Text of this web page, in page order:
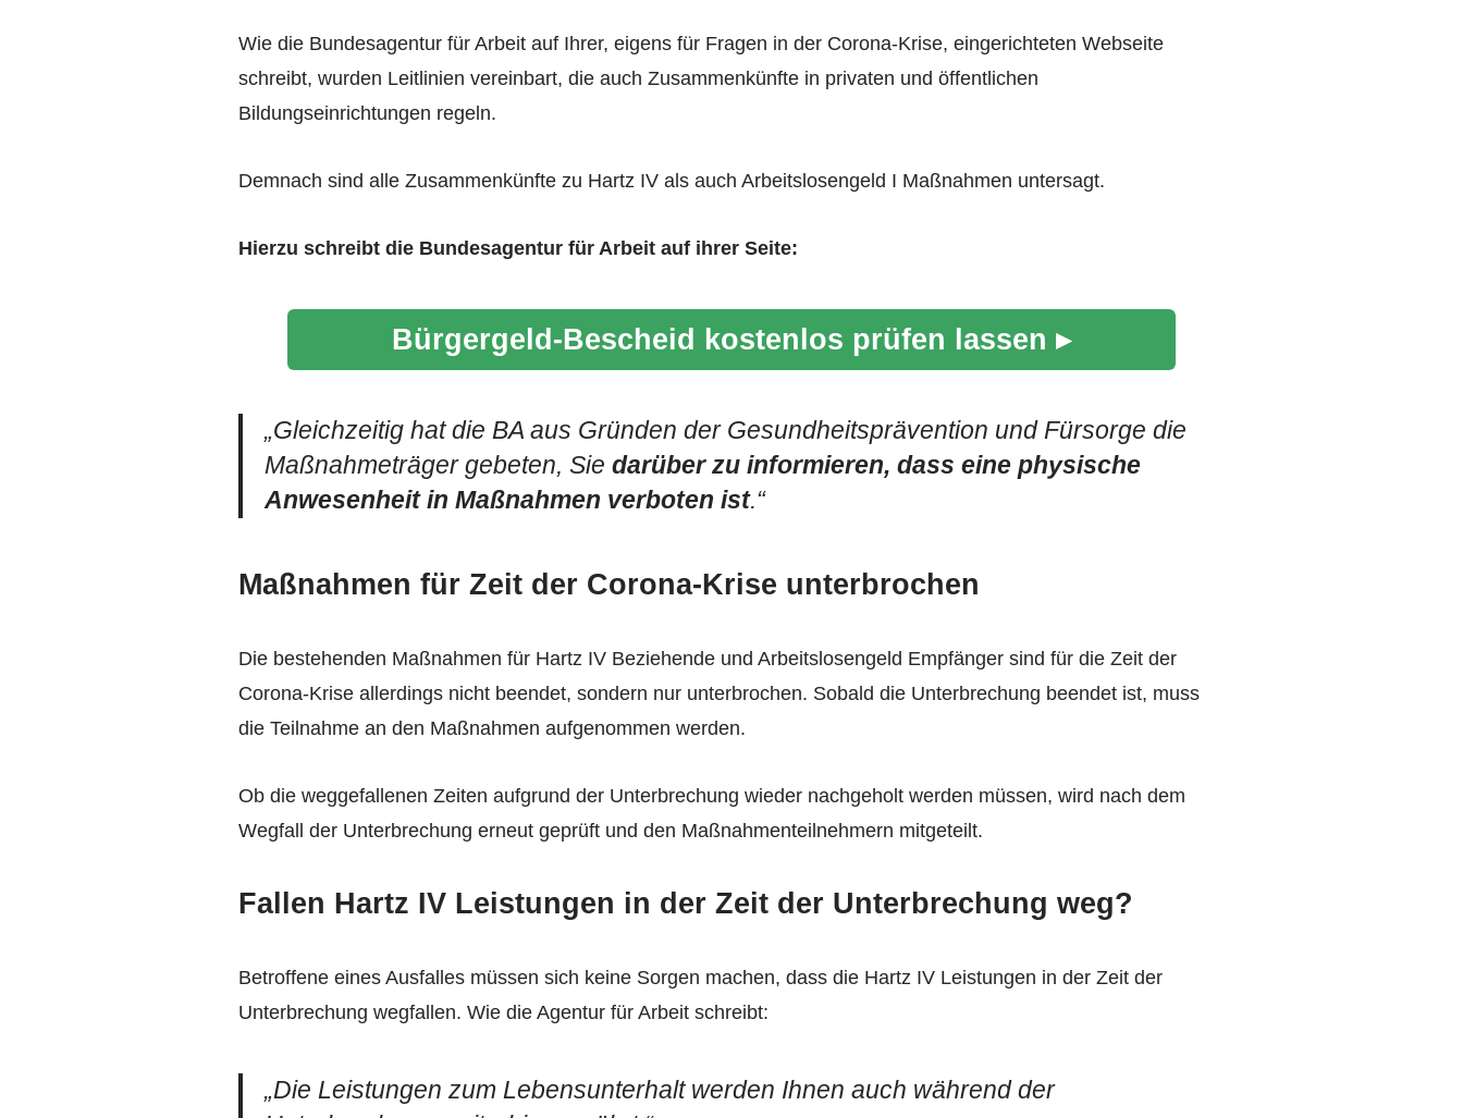
Wie die Bundesagentur für Arbeit auf Ihrer, eigens für Fragen in der Corona-Krise, eingerichteten Webseite
schreibt, wurden Leitlinien vereinbart, die auch Zusammenkünfte in privaten und öffentlichen
Bildungseinrichtungen regeln.
Demnach sind alle Zusammenkünfte zu Hartz IV als auch Arbeitslosengeld I Maßnahmen untersagt.
Hierzu schreibt die Bundesagentur für Arbeit auf ihrer Seite:
Bürgergeld-Bescheid kostenlos prüfen lassen ▸
„Gleichzeitig hat die BA aus Gründen der Gesundheitsprävention und Fürsorge die
Maßnahmeträger gebeten, Sie darüber zu informieren, dass eine physische
Anwesenheit in Maßnahmen verboten ist.“
Maßnahmen für Zeit der Corona-Krise unterbrochen
Die bestehenden Maßnahmen für Hartz IV Beziehende und Arbeitslosengeld Empfänger sind für die Zeit der
Corona-Krise allerdings nicht beendet, sondern nur unterbrochen. Sobald die Unterbrechung beendet ist, muss
die Teilnahme an den Maßnahmen aufgenommen werden.
Ob die weggefallenen Zeiten aufgrund der Unterbrechung wieder nachgeholt werden müssen, wird nach dem
Wegfall der Unterbrechung erneut geprüft und den Maßnahmenteilnehmern mitgeteilt.
Fallen Hartz IV Leistungen in der Zeit der Unterbrechung weg?
Betroffene eines Ausfalles müssen sich keine Sorgen machen, dass die Hartz IV Leistungen in der Zeit der
Unterbrechung wegfallen. Wie die Agentur für Arbeit schreibt:
„Die Leistungen zum Lebensunterhalt werden Ihnen auch während der